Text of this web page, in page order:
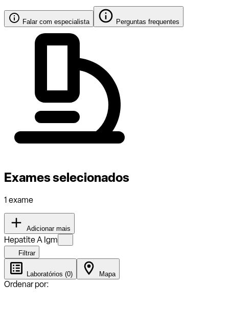
Falar com especialista Perguntas frequentes
Exames selecionados
1 exame
Adicionar mais
Hepatite A Igm
Filtrar
Laboratórios (0) Mapa
Ordenar por: